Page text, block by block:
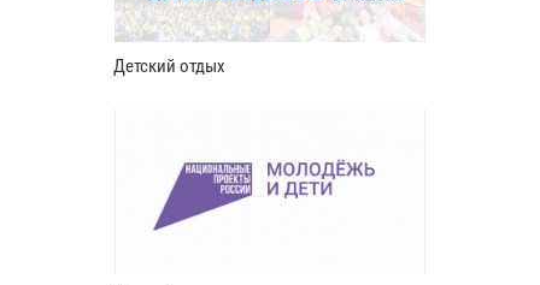
Детский отдых